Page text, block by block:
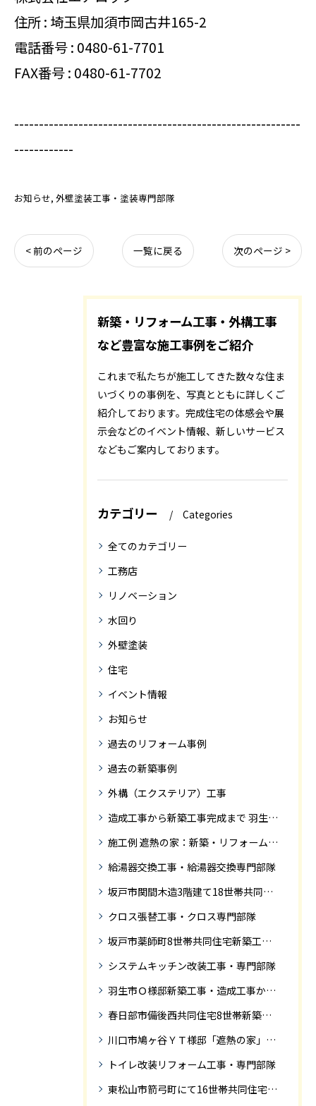
住所 : 埼玉県加須市岡古井165-2
電話番号 : 0480-61-7701
FAX番号 : 0480-61-7702
----------------------------------------------------------
------------
お知らせ 外壁塗装工事・塗装専門部隊
< 前のページ 一覧に戻る 次のページ >
新築・リフォーム工事・外構工事
など豊富な施工事例をご紹介
これまで私たちが施工してきた数々な住ま
いづくりの事例を、写真とともに詳しくご
紹介しております。完成住宅の体感会や展
示会などのイベント情報、新しいサービス
などもご案内しております。
カテゴリー Categories
全てのカテゴリー
工務店
リノベーション
水回り
外壁塗装
住宅
イベント情報
お知らせ
過去のリフォーム事例
過去の新築事例
外構（エクステリア）工事
造成工事から新築工事完成まで 羽生市Ｓ様邸新築工事・
施工例 遮熱の家：新築・リフォーム ドローンにて空撮
給湯器交換工事・給湯器交換専門部隊
坂戸市関間木造3階建て18世帯共同住宅の完成迄紹介
クロス張替工事・クロス専門部隊
坂戸市薬師町8世帯共同住宅新築工事完成迄の紹介です
システムキッチン改装工事・専門部隊
羽生市Ｏ様邸新築工事・造成工事から住宅完成までの紹介
春日部市備後西共同住宅8世帯新築工事完成迄の紹介です。
川口市鳩ヶ谷ＹＴ様邸「遮熱の家」工事状況
トイレ改装リフォーム工事・専門部隊
東松山市箭弓町にて16世帯共同住宅新築工事完成迄の紹介です。